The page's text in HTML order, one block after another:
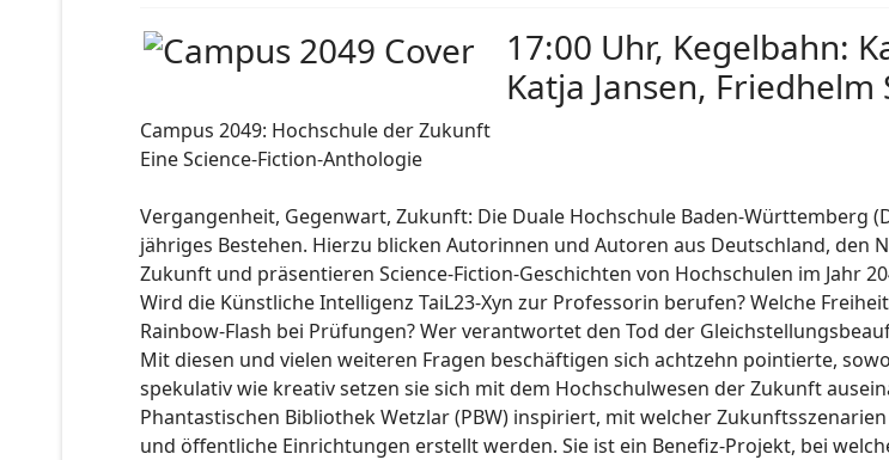
17:00 Uhr, Kegelbahn:
Katja Jansen, Friedhelm
Campus 2049: Hochschule der Zukunft
Eine Science-Fiction-Anthologie
Vergangenheit, Gegenwart, Zukunft: Die Duale Hochschule Baden-Württemberg
jähriges Bestehen. Hierzu blicken Autorinnen und Autoren aus Deutschland, den
Zukunft und präsentieren Science-Fiction-Geschichten von Hochschulen im Jahr
Wird die Künstliche Intelligenz TaiL23-Xyn zur Professorin berufen? Welche
Rainbow-Flash bei Prüfungen? Wer verantwortet den Tod der
Mit diesen und vielen weiteren Fragen beschäftigen sich achtzehn pointierte,
spekulativ wie kreativ setzen sie sich mit dem Hochschulwesen der Zukunft
Phantastischen Bibliothek Wetzlar (PBW) inspiriert, mit welcher
und öffentliche Einrichtungen erstellt werden. Sie ist ein Benefiz-Projekt, bei